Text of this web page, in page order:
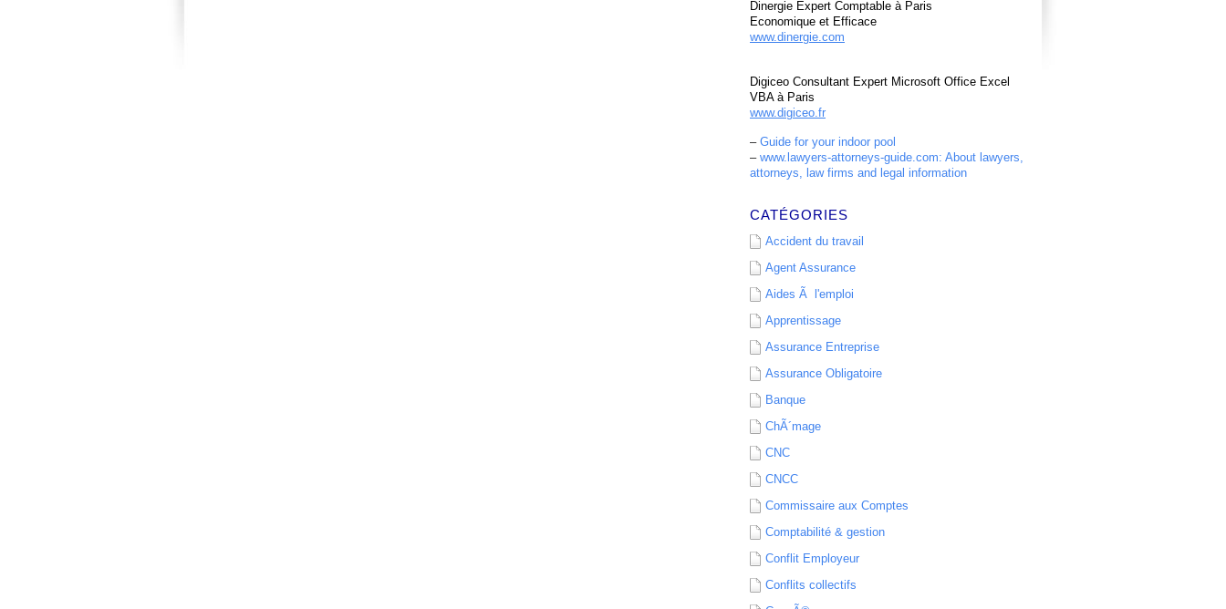
Dinergie Expert Comptable à Paris
Economique et Efficace
www.dinergie.com
Digiceo Consultant Expert Microsoft Office Excel
VBA à Paris
www.digiceo.fr
– Guide for your indoor pool
– www.lawyers-attorneys-guide.com: About lawyers,
attorneys, law firms and legal information
CATÉGORIES
Accident du travail
Agent Assurance
Aides Ã l'emploi
Apprentissage
Assurance Entreprise
Assurance Obligatoire
Banque
ChÃ´mage
CNC
CNCC
Commissaire aux Comptes
Comptabilité & gestion
Conflit Employeur
Conflits collectifs